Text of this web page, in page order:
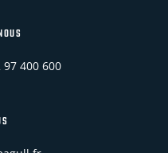
97 400 600